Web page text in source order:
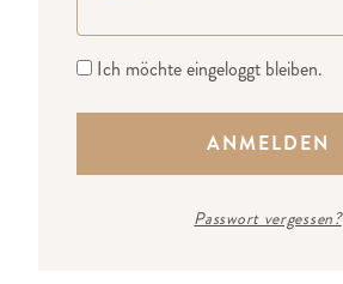
Ich möchte eingeloggt bleiben.
Passwort vergessen?